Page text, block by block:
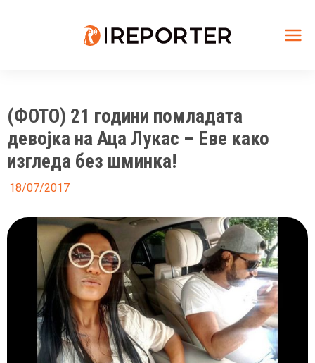
(ФОТО) 21 години помладата
девојка на Аца Лукас – Еве како
изгледа без шминка!
18/07/2017